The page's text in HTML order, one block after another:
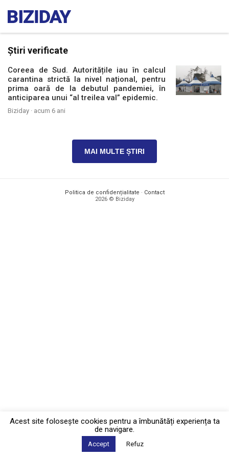
Știri verificate
Coreea de Sud. Autoritățile iau în calcul
carantina strictă la nivel național, pentru
prima oară de la debutul pandemiei, în
anticiparea unui “al treilea val” epidemic.
Biziday · acum 6 ani
MAI MULTE ȘTIRI
Politica de confidențialitate · Contact
2026 © Biziday
Acest site foloseşte cookies pentru a îmbunătăți experiența ta
de navigare.
Accept Refuz